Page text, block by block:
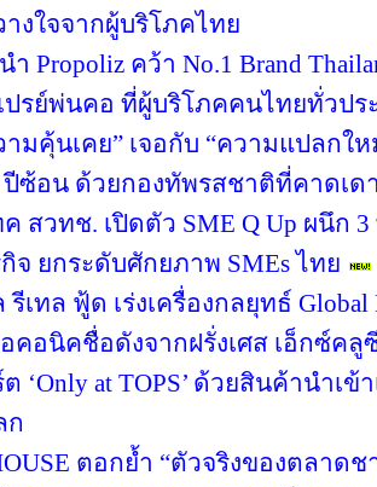
งใจจากผู้บริโภคไทย
ำ Propoliz คว้า No.1 Brand
ปรย์พ่นคอ ที่ผู้บริโภคคนไทยทั่วปร
ามคุ้นเคย” เจอกับ “ความแปลกใ
ปีซ้อน ด้วยกองทัพรสชาติที่คาดเด
ค สวทช. เปิดตัว SME Q Up ผนึก
จ ยกระดับศักยภาพ SMEs ไทย
รีเทล ฟู้ด เร่งเครื่องกลยุทธ์ Global
คอนิคชื่อดังจากฝรั่งเศส เอ็กซ์ค
‘Only at TOPS’ ด้วยสินค้านำ
ก
ตอกย้ำ “ตัวจริงของตลาด